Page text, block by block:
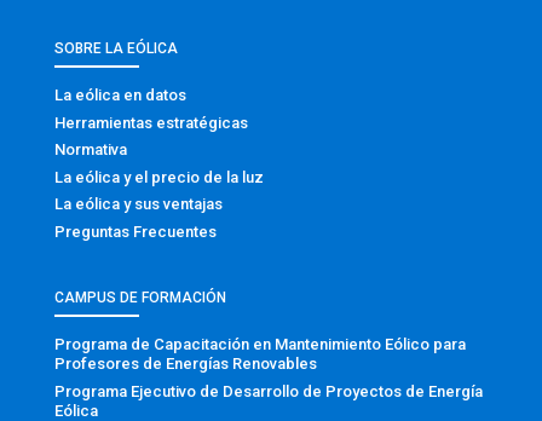
SOBRE LA EÓLICA
La eólica en datos
Herramientas estratégicas
Normativa
La eólica y el precio de la luz
La eólica y sus ventajas
Preguntas Frecuentes
CAMPUS DE FORMACIÓN
Programa de Capacitación en Mantenimiento Eólico para
Profesores de Energías Renovables
Programa Ejecutivo de Desarrollo de Proyectos de Energía
Eólica